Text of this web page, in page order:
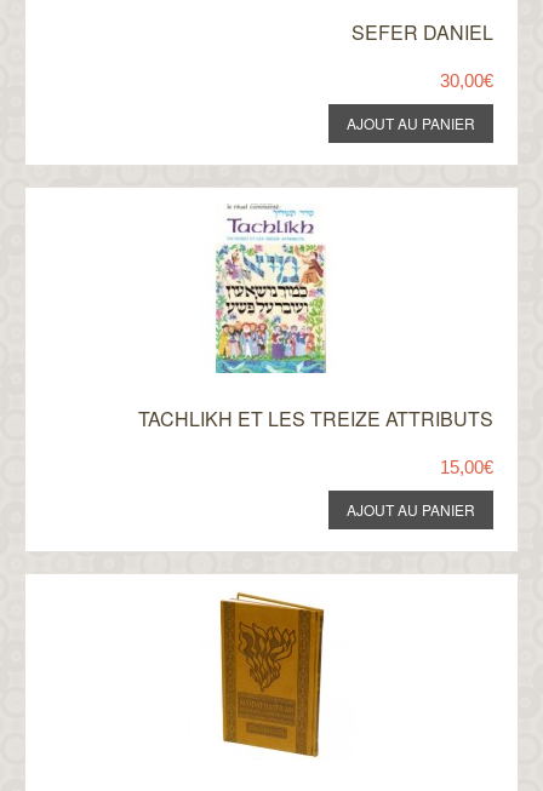
SEFER DANIEL
30,00€
TACHLIKH ET LES TREIZE ATTRIBUTS
15,00€